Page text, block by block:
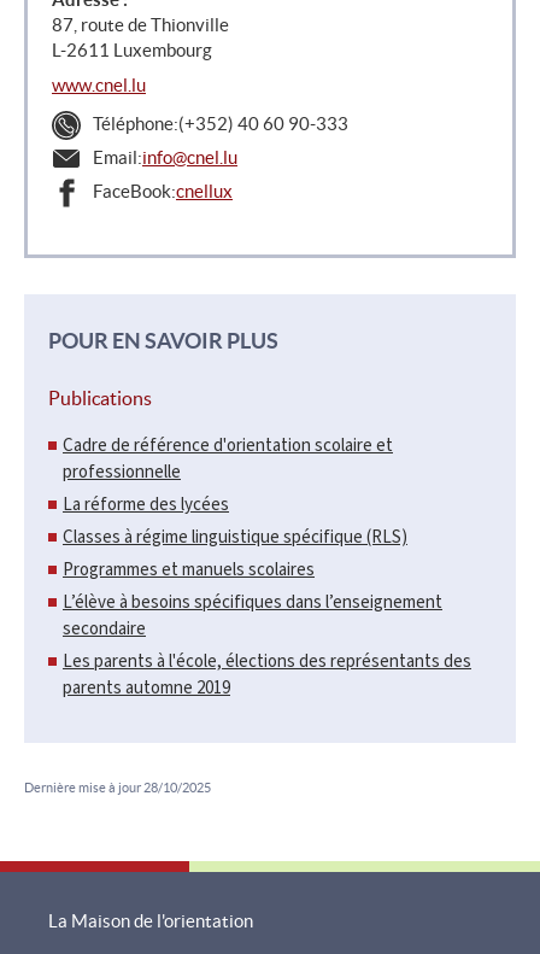
87, route de Thionville
L-2611 Luxembourg
www.cnel.lu
Téléphone:(+352) 40 60 90-333
Email:info@cnel.lu
FaceBook:cnellux
POUR EN SAVOIR PLUS
Publications
Cadre de référence d'orientation scolaire et
professionnelle
La réforme des lycées
Classes à régime linguistique spécifique (RLS)
Programmes et manuels scolaires
L’élève à besoins spécifiques dans l’enseignement
secondaire
Les parents à l'école, élections des représentants des
parents automne 2019
Dernière mise à jour 28/10/2025
La Maison de l'orientation